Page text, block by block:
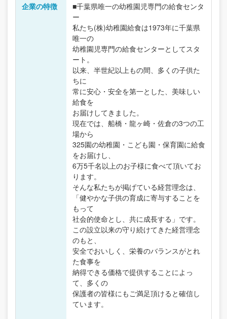
企業の特徴
■千葉県唯一の幼稚園児専門の給食センタ
ー
私たち(株)幼稚園給食は1973年に千葉県
唯一の
幼稚園児専門の給食センターとしてスタ
ート。
以来、半世紀以上もの間、多くの子供た
ちに
常に安心・安全を第一とした、美味しい
給食を
お届けしてきました。
現在では、船橋・龍ヶ崎・佐倉の3つの工
場から
325園の幼稚園・こども園・保育園に給食
をお届けし、
6万5千名以上のお子様に食べて頂いてお
ります。
そんな私たちが掲げている経営理念は、
「健やかな子供の育成に寄与することを
もって
社会的使命とし、共に成長する」です。
この設立以来の守り続けてきた経営理念
のもと、
安全でおいしく、栄養のバランスがとれ
た食事を
納得できる価格で提供することによっ
て、多くの
保護者の皆様にもご満足頂けると確信し
ています。